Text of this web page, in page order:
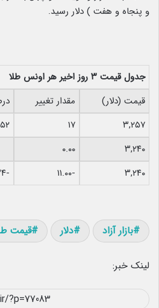
و پنجاه و هفت ) دلار رسید.
جدول قیمت ۳ روز اخیر هر اونس طلا
قیمت (دلار)
مقدار تغییر
۳,۲۵۷
۱۷
۳,۲۴۰
۰.۰۰
۳,۲۴۰
-۱۱.۰۰ -۰.۳۴
بازار آزاد دلار قیمت
لینک خبر: